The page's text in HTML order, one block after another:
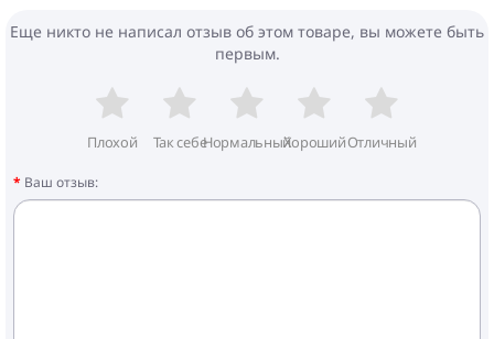
Еще никто не написал отзыв об этом товаре, вы можете быть
первым.
Плохой Так себеНормальныйХорошийОтличный
Ваш отзыв: